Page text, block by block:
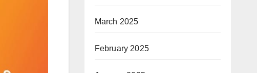
March 2025
February 2025